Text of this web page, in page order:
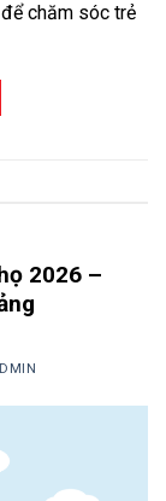
chăm sóc trẻ
2026 –